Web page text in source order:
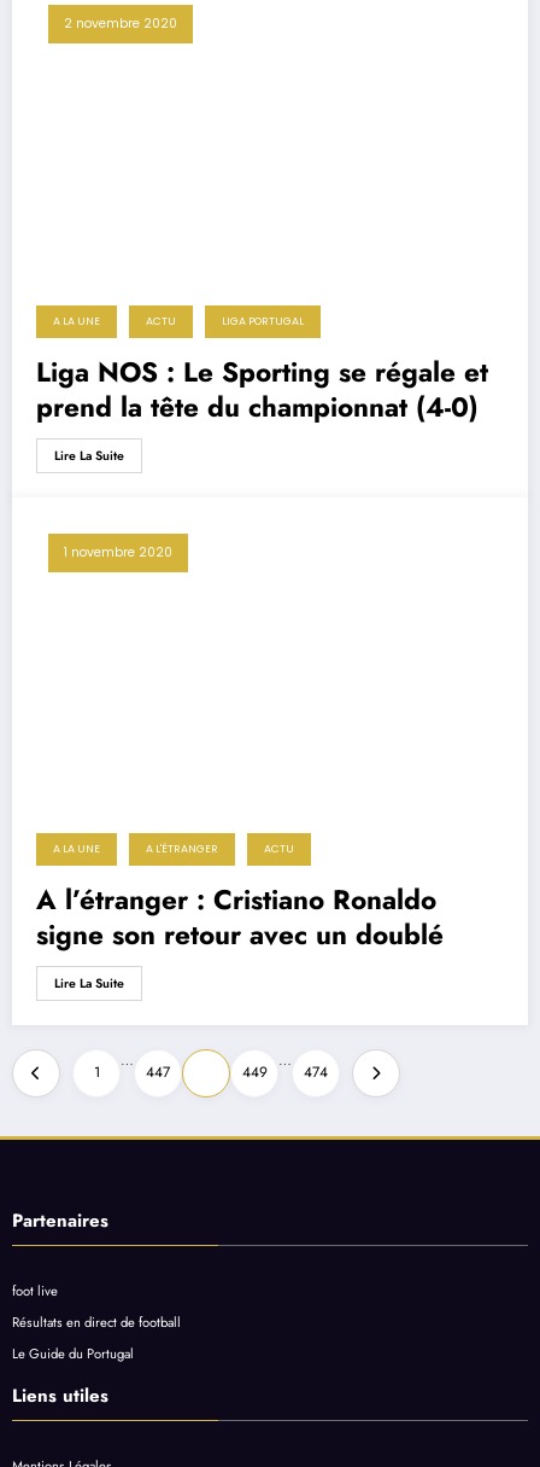
2 novembre 2020
A LA UNE ACTU LIGA PORTUGAL
Liga NOS : Le Sporting se régale et
prend la tête du championnat (4-0)
Lire La Suite
1 novembre 2020
A LA UNE A L'ÉTRANGER ACTU
A l’étranger : Cristiano Ronaldo
signe son retour avec un doublé
Lire La Suite
Pagination
des
publications
1
…
447 449
…
474
Partenaires
foot live
Résultats en direct de football
Le Guide du Portugal
Liens utiles